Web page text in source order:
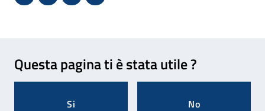
Condividi su Facebook - Sito esterno - Apertura in
X - Sito esterno - Apertura in nuova finestra
Invio Mail: apre il programma di posta
Stampa pagina: scelta meno
Questa pagina ti è stata utile ?
Si No